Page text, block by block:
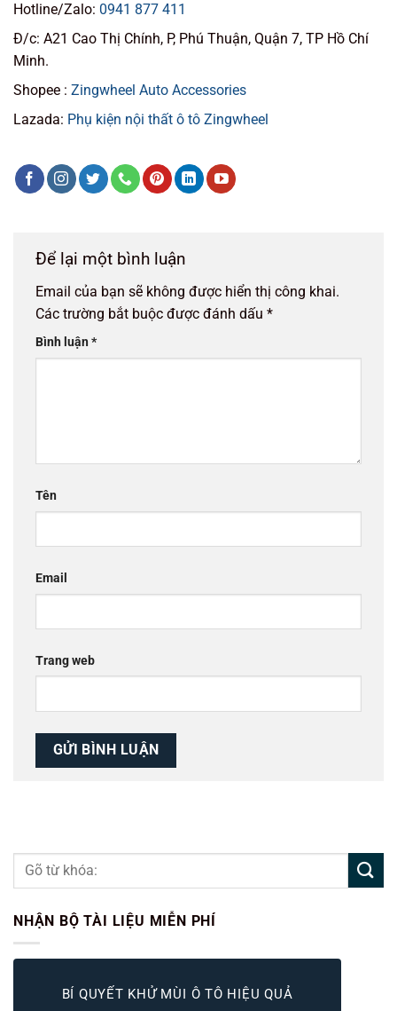
Hotline/Zalo: 0941 877 411
Đ/c: A21 Cao Thị Chính, P, Phú Thuận, Quận 7, TP Hồ Chí
Minh.
Shopee : Zingwheel Auto Accessories
Lazada: Phụ kiện nội thất ô tô Zingwheel
Để lại một bình luận
Email của bạn sẽ không được hiển thị công khai.
Các trường bắt buộc được đánh dấu *
Bình luận*
Tên
Email
Trang web
NHẬN BỘ TÀI LIỆU MIỄN PHÍ
BÍ QUYẾT KHỬ MÙI Ô TÔ HIỆU QUẢ